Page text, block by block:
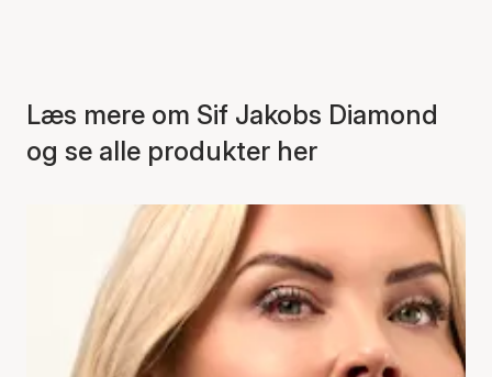
Læs mere om Sif Jakobs Diamond
og se alle produkter her